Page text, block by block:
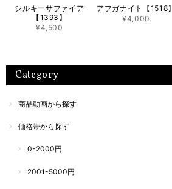
シルキーサファイア
【1393】
¥4,500
アフガナイト【1518】
¥4,000
Category
商品動画から探す
価格帯から探す
0-2000円
2001-5000円